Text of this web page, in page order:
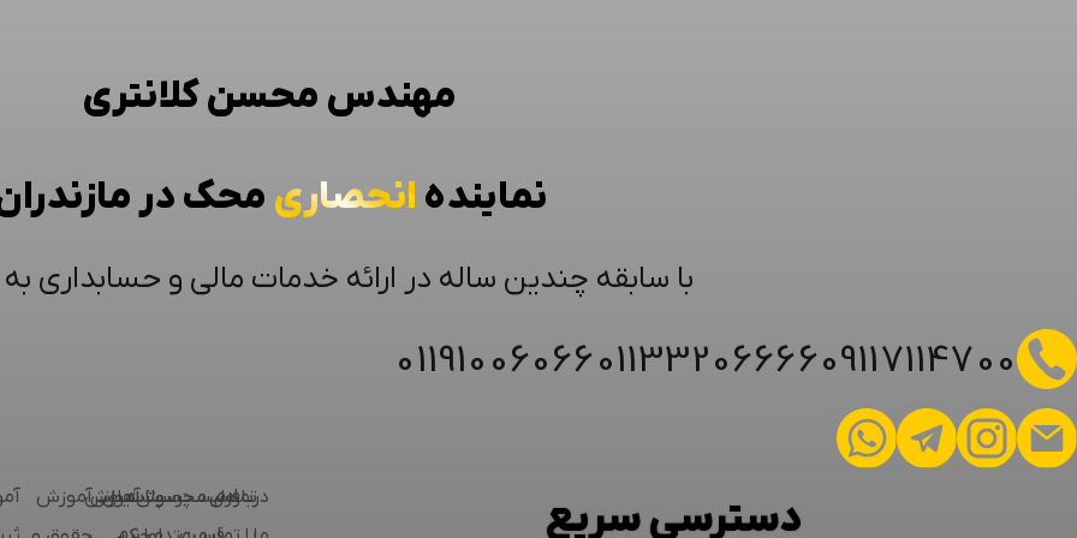
مهندس محسن کلانتری
نماینده انحصاری محک در
با سابقه چندین ساله در ارائه خدمات مالی و حسابداری
09117114700
01133206666
01191006066
دسترسی سریع
درباره
تماس
فرملیست
محصولات
پرسش‌های
پشتیبانی
آموزشآموزش